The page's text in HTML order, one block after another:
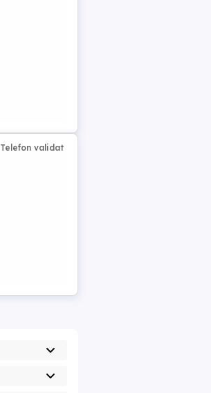
Telefon validat